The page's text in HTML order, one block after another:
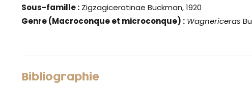
Sous-famille : Zigzagiceratinae Buckman, 1920
Genre(Macroconque et microconque) : Wagnericeras
Bibliographie